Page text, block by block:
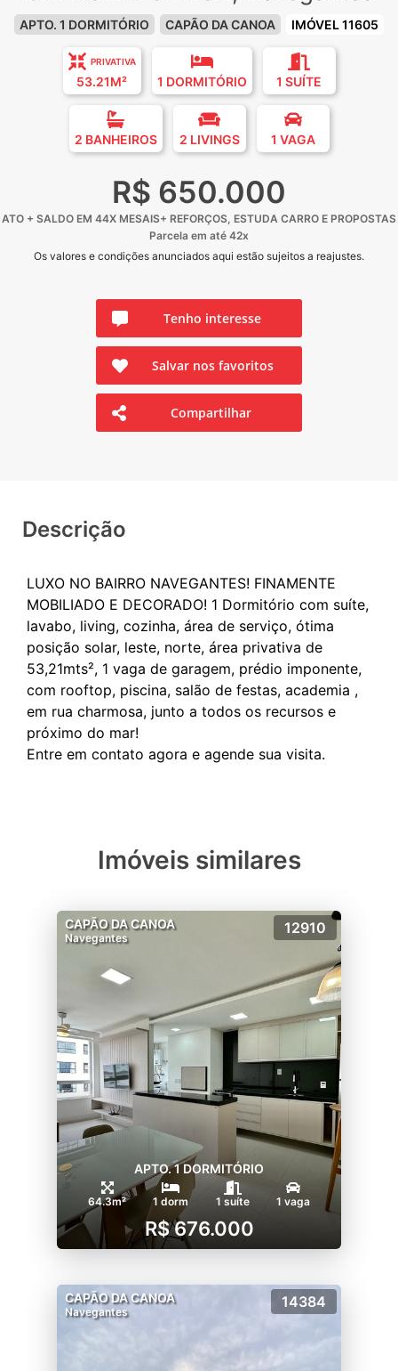
APTO. 1 DORMITÓRIO CAPÃO DA CANOA IMÓVEL 11605
PRIVATIVA
53.21M² 1 DORMITÓRIO 1 SUÍTE
2 BANHEIROS 2 LIVINGS 1 VAGA
R$ 650.000
ATO + SALDO EM 44X MESAIS+ REFORÇOS, ESTUDA CARRO E PROPOSTAS
Parcela em até 42x
Os valores e condições anunciados aqui estão sujeitos a reajustes.
Tenho interesse
Salvar nos favoritos
Compartilhar
Descrição
LUXO NO BAIRRO NAVEGANTES! FINAMENTE
MOBILIADO E DECORADO! 1 Dormitório com suíte,
lavabo, living, cozinha, área de serviço, ótima
posição solar, leste, norte, área privativa de
53,21mts², 1 vaga de garagem, prédio imponente,
com rooftop, piscina, salão de festas, academia ,
em rua charmosa, junto a todos os recursos e
próximo do mar!
Imóveis similares
CAPÃO DA CANOA
Navegantes
12910
APTO. 1 DORMITÓRIO
64.3m² 1 dorm 1 suíte 1 vaga
R$ 676.000
CAPÃO DA CANOA
Navegantes
14384